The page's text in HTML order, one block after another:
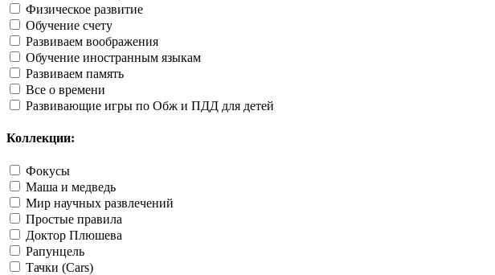
Физическое развитие
Обучение счету
Развиваем воображения
Обучение иностранным языкам
Развиваем память
Все о времени
Развивающие игры по Обж и ПДД для детей
Коллекции:
Фокусы
Маша и медведь
Мир научных развлечений
Простые правила
Доктор Плюшева
Рапунцель
Тачки (Cars)